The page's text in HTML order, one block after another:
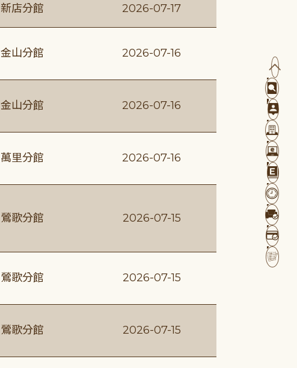
新店分館 2026-07-17
金山分館 2026-07-16
金山分館 2026-07-16
萬里分館 2026-07-16
鶯歌分館 2026-07-15
鶯歌分館 2026-07-15
鶯歌分館 2026-07-15